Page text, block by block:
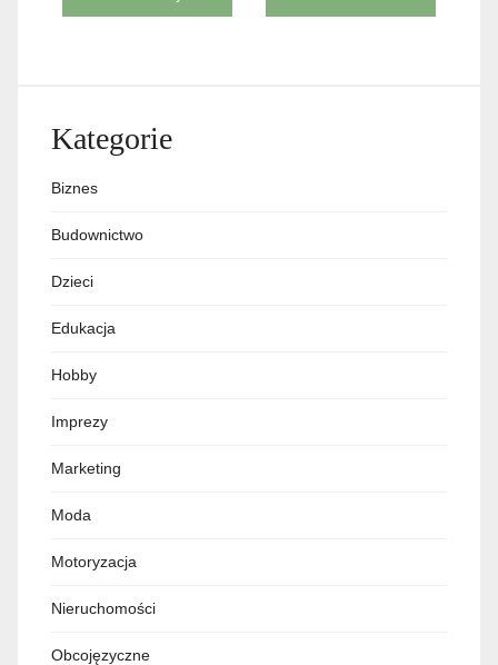
Kategorie
Biznes
Budownictwo
Dzieci
Edukacja
Hobby
Imprezy
Marketing
Moda
Motoryzacja
Nieruchomości
Obcojęzyczne